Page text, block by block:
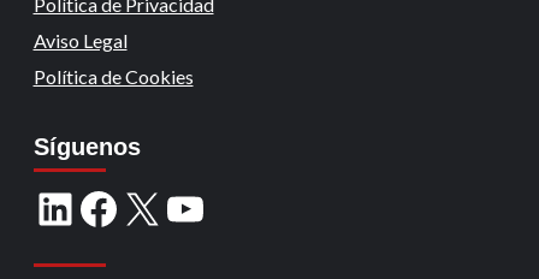
Aviso Legal
Política de Cookies
Síguenos